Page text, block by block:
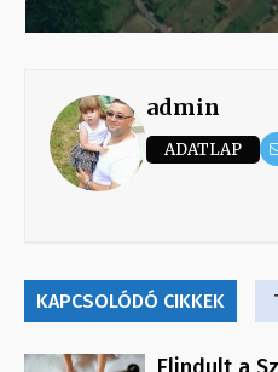
admin
ADATLAP
KAPCSOLÓDÓ CIKKEK